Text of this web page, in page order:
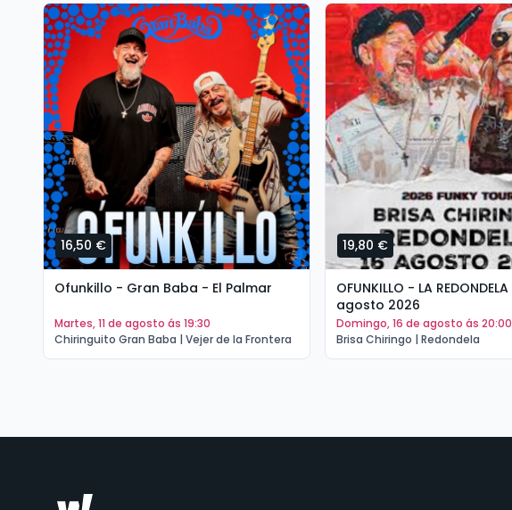
16,50 €
Ofunkillo - Gran Baba - El Palmar
martes, 11 de agosto ás 19:30
Chiringuito Gran Baba | Vejer de la Frontera
19,80 €
OFUNKILLO - LA REDONDELA - 16
agosto 2026
domingo, 16 de agosto ás 20:00
Brisa Chiringo | Redondela